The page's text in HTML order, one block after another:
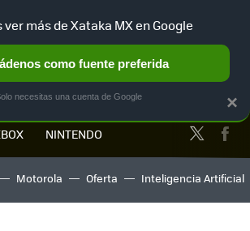
NINTENDO Twitter
Motorola Oferta Inteligencia Artificial
×
ver más de Xataka MX en Google
como fuente preferida
necesitas una cuenta de Google